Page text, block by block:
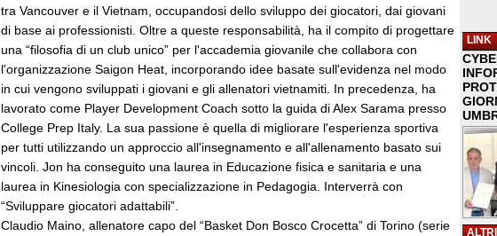
tra Vancouver e il Vietnam, occupandosi dello sviluppo dei giocatori, dai giovani
di base ai professionisti. Oltre a queste responsabilità, ha il compito di progettare
una “filosofia di un club unico” per l'accademia giovanile che collabora con
l'organizzazione Saigon Heat, incorporando idee basate sull'evidenza nel modo
in cui vengono sviluppati i giovani e gli allenatori vietnamiti. In precedenza, ha
lavorato come Player Development Coach sotto la guida di Alex Sarama presso
College Prep Italy. La sua passione è quella di migliorare l'esperienza sportiva
per tutti utilizzando un approccio all'insegnamento e all'allenamento basato sui
vincoli. Jon ha conseguito una laurea in Educazione fisica e sanitaria e una
laurea in Kinesiologia con specializzazione in Pedagogia. Interverrà con
“Sviluppare giocatori adattabili”.
Claudio Maino, allenatore capo del “Basket Don Bosco Crocetta” di Torino (serie
LINK